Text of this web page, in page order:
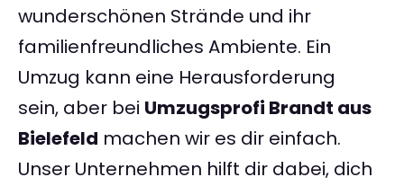
wunderschönen Strände und ihr
familienfreundliches Ambiente. Ein
Umzug kann eine Herausforderung
sein, aber bei Umzugsprofi Brandt aus
Bielefeld machen wir es dir einfach.
Unser Unternehmen hilft dir dabei, dich